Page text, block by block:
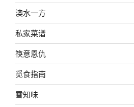
澳水一方
私家菜谱
筷意恩仇
觅食指南
雪知味